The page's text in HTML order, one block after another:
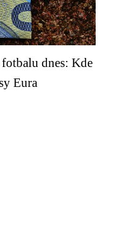
dnes: Kde
Eura